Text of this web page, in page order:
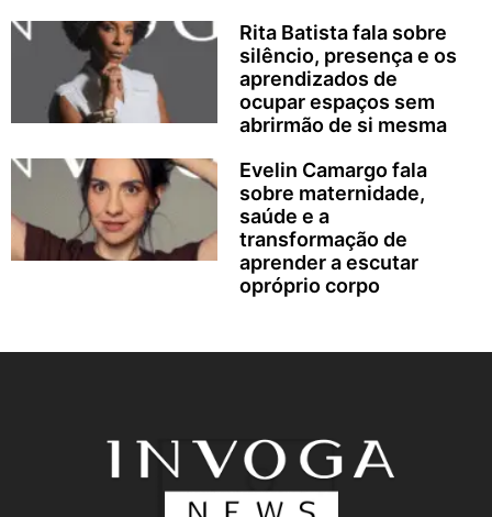
Rita Batista fala sobre
silêncio, presença e os
aprendizados de
ocupar espaços sem
abrirmão de si mesma
Evelin Camargo fala
sobre maternidade,
saúde e a
transformação de
aprender a escutar
opróprio corpo